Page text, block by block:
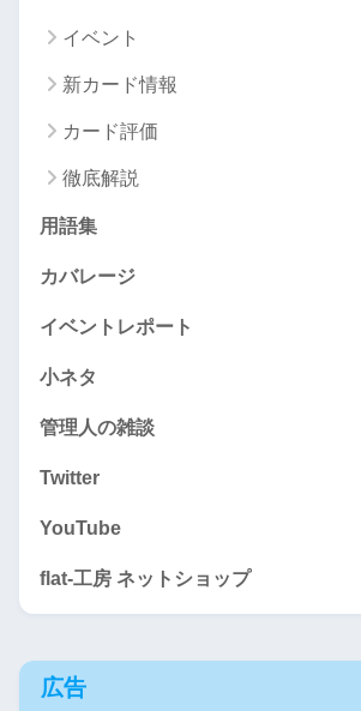
イベント
新カード情報
カード評価
徹底解説
用語集
カバレージ
イベントレポート
小ネタ
管理人の雑談
Twitter
YouTube
flat-工房 ネットショップ
広告